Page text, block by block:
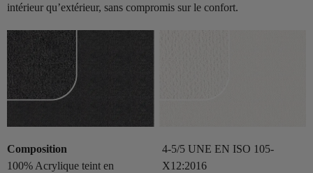
intérieur qu’extérieur, sans compromis sur le confort.
Composition
100% Acrylique teint en
4-5/5 UNE EN ISO 105-
X12:2016